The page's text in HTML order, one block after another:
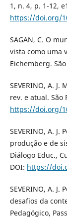
1, n. 4, p. 1-12,
https://doi.org/
SAGAN, C. O
vista como uma
Eichemberg.
SEVERINO, A.
rev. e atual. São
https://doi.org/
SEVERINO, A.
produção e de
Diálogo Educ.,
DOI: https://
SEVERINO, A.
desafios da
Pedagógico,